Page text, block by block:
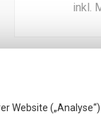
inkl.
Website